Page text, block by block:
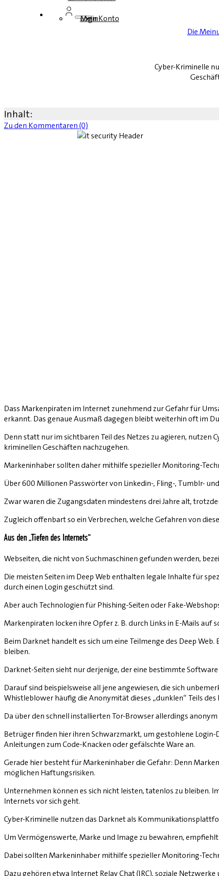
Login
Mein Konto
Die
Cyber-Kriminelle
Inhalt:
Zu den Kommentaren (0)
Dass Markenpiraten im Internet zunehmend zur Gefahr für
erkannt. Das genaue Ausmaß dagegen bleibt weiterhin oft im
Denn statt nur im sichtbaren Teil des Netzes zu agieren,
kriminellen Geschäften nachzugehen.
Markeninhaber sollten daher mithilfe spezieller Monitoring-
Über 600 Millionen Passwörter von Linkedin-, Fling-, Tumblr-
Zwar waren die Zugangsdaten mindestens drei Jahre alt,
Zugleich offenbart so ein Verbrechen, welche Gefahren von
Aus den „Tiefen des Internets“
Webseiten, die nicht von Suchmaschinen gefunden werden,
Die meisten Seiten im Deep Web enthalten legale Inhalte für
durch einen Login geschützt sind.
Aber auch Technologien für Phishing-Seiten oder Fake-
Markenpiraten locken ihre Opfer z. B. durch Links in E-Mails
Beim Darknet handelt es sich um eine Teilmenge des Deep
bleiben.
Darknet-Seiten sieht nur derjenige, der eine bestimmte
Darauf sind beispielsweise all jene angewiesen, die sich
Whistleblower häufig die Anonymität dieses „dunklen“ Teils des
Da über den schnell installierten Tor-Browser allerdings
Betrüger finden hier ihren Schwarzmarkt, um gestohlene
Anleitungen zum Code-Knacken oder gefälschte Ware an.
Gerade hier besteht für Markeninhaber die Gefahr: Denn
möglichen Haftungsrisiken.
Unternehmen können es sich nicht leisten, tatenlos zu bleiben.
Internets vor sich geht.
Cyber-Kriminelle nutzen das Darknet als
Um Vermögenswerte, Marke und Image zu bewahren,
Dabei sollten Markeninhaber mithilfe spezieller Monitoring-
Dazu gehören etwa Internet Relay Chat (IRC), soziale